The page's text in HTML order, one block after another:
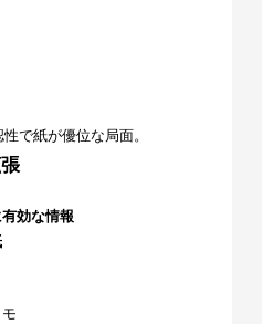
で紙が優位な局面。
効な情報